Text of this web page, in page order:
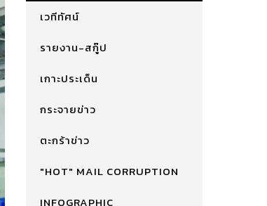
เวทีทัศน์
รายงาน-สกู๊ป
เกาะประเด็น
กระจายข่าว
ตะกร้าข่าว
"HOT" MAIL CORRUPTION
INFOGRAPHIC